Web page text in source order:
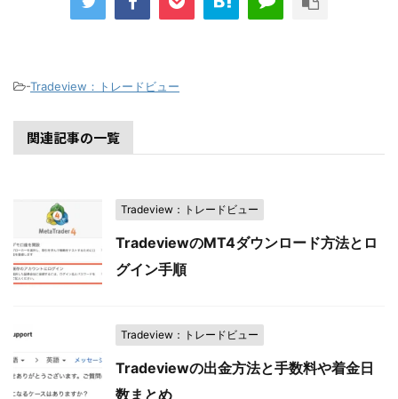
-Tradeview：トレードビュー
関連記事の一覧
Tradeview：トレードビュー
TradeviewのMT4ダウンロード方法とロ
グイン手順
Tradeview：トレードビュー
Tradeviewの出金方法と手数料や着金日
数まとめ